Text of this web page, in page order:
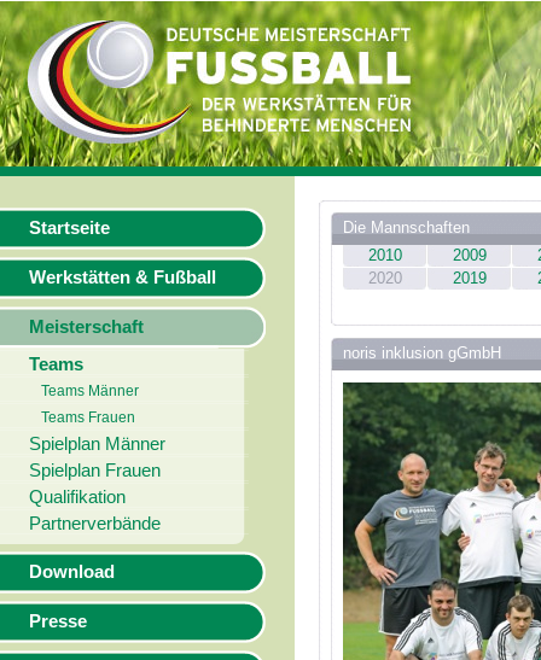
Startseite
Werkstätten & Fußball
Meisterschaft
Teams
Teams Männer
Teams Frauen
Spielplan Männer
Spielplan Frauen
Qualifikation
Partnerverbände
Download
Presse
Die Mannschaften
2010
2009
2020
2019
noris inklusion gGmbH